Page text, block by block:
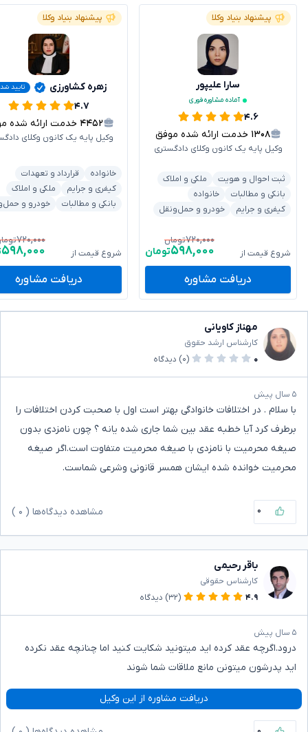
پیشنهاد بنیاد وکلا
سارا علیپور
آماده مشاوره فوری
۴.۶
۱۳۰۸ خدمت ارائه شده موفق
وکیل پایه یک کانون وکلای دادگستری
ثبت احوال و هویت
ملکی و املاک
بانکی و مطالبات
خانواده
کیفری و جرایم
خودرو و حمل‌ونقل
شروع قیمت از
۷۲۰,۰۰۰تومان
۵۹۸,۰۰۰تومان
دریافت مشاوره
پیشنهاد بنیاد وکلا
زهره کشاورزی تایید
۴.۷
۴۴۵۲ خدمت ارائه شده موفق
وکیل پایه یک کانون وکلای
خانواده
قرارداد و تعهدات
کیفری و جرایم
ملکی و املاک
بانکی و مطالبات
خودرو و
شروع قیمت از
۷۲۰,۰۰۰
۵۹۸,۰۰۰
دریافت مشاوره
مهناز کاویانی
کارشناس ارشد حقوق
۰
(۰) دیدگاه
۵ سال پیش
با سلام . در اختلافات خانوادگی بهتر است اول با صحبت کردن اختلافات را
برطرف کرد آیا خطبه عقد بین شما جاری شده یانه ؟ چون نامزدی بدون
صیغه محرمیت با نامزدی با صیغه محرمیت متفاوت است.اگر صیغه
محرمیت خوانده شده ایشان همسر قانونی وشرعی شماست.
۰ مشاهده دیدگاه‌ها ( ۰
باقر رحیمی
کارشناس حقوقی
۴.۹
(۳۲) دیدگاه
۵ سال پیش
درود.اگرچه عقد کرده اید میتونید شکایت کنید اما چنانچه عقد نکرده
اید پدرشون میتونن مانع ملاقات شما شوند
دریافت مشاوره از این وکیل